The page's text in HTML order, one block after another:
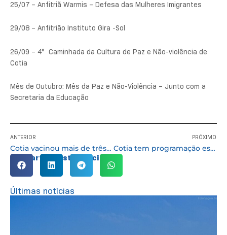
25/07 – Anfitriã Warmis – Defesa das Mulheres Imigrantes
29/08 – Anfitrião Instituto Gira -Sol
26/09 – 4° Caminhada da Cultura de Paz e Não-violência de
Cotia
Mês de Outubro: Mês da Paz e Não-Violência – Junto com a
Secretaria da Educação
ANTERIOR
Cotia vacinou mais de três mil pessoas contra a gripe no “Dia D”. Adesão ainda é baixa
PRÓXIMO
Cotia tem programação especial na Semana do Meio Ambiente
Compartilhe esta notícia:
Últimas notícias